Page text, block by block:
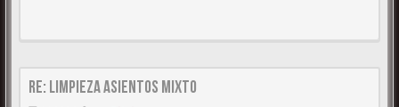
Re: Limpieza asientos mixto